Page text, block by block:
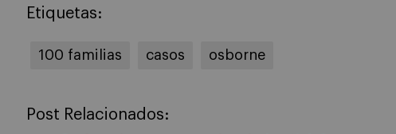
Etiquetas:
100 familias casos osborne
Post Relacionados: